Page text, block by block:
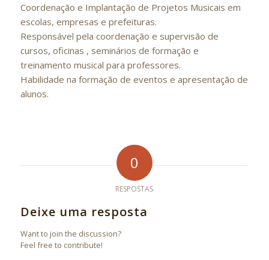
Coordenação e Implantação de Projetos Musicais em
escolas, empresas e prefeituras.
Responsável pela coordenação e supervisão de
cursos, oficinas , seminários de formação e
treinamento musical para professores.
Habilidade na formação de eventos e apresentação de
alunos.
0
RESPOSTAS
Deixe uma resposta
Want to join the discussion?
Feel free to contribute!